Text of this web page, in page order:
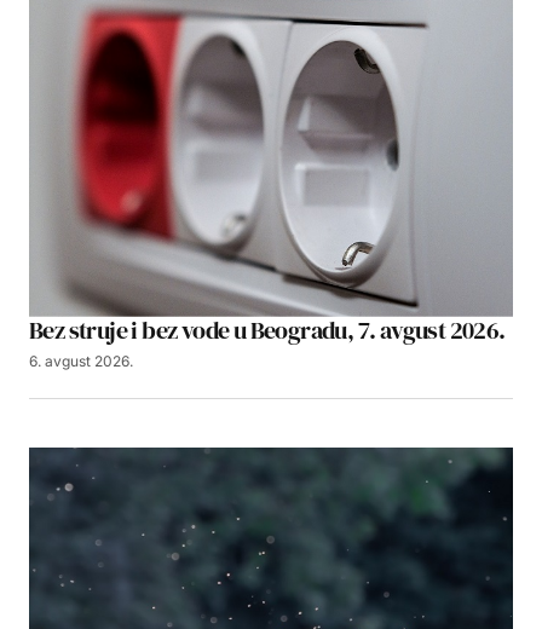
Bez struje i bez vode u Beogradu, 7. avgust 2026.
6. avgust 2026.